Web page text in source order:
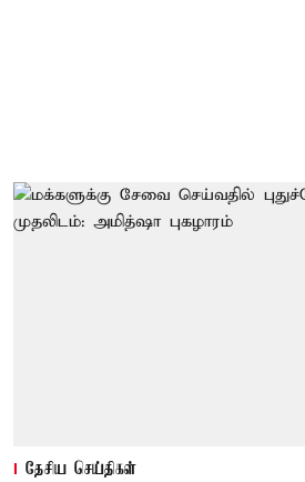
தேசிய செய்திகள்